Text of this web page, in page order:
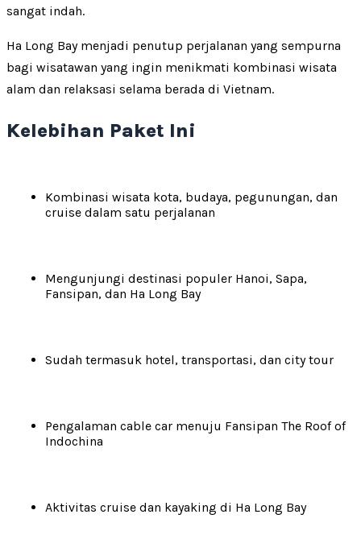
sangat indah.
Ha Long Bay menjadi penutup perjalanan yang sempurna
bagi wisatawan yang ingin menikmati kombinasi wisata
alam dan relaksasi selama berada di Vietnam.
Kelebihan Paket Ini
Kombinasi wisata kota, budaya, pegunungan, dan
cruise dalam satu perjalanan
Mengunjungi destinasi populer Hanoi, Sapa,
Fansipan, dan Ha Long Bay
Sudah termasuk hotel, transportasi, dan city tour
Pengalaman cable car menuju Fansipan The Roof of
Indochina
Aktivitas cruise dan kayaking di Ha Long Bay